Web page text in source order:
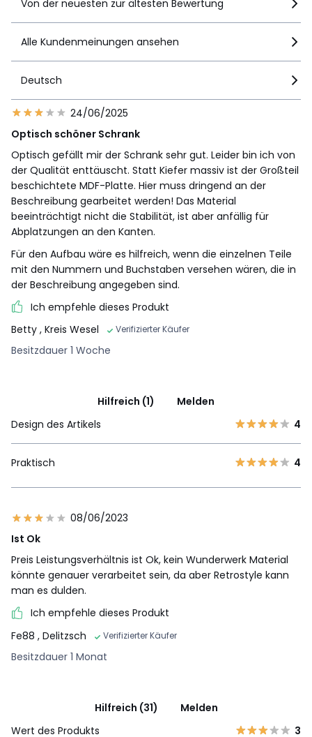
Von der neuesten zur ältesten Bewertung
Alle Kundenmeinungen ansehen
Deutsch
24/06/2025
Optisch schöner Schrank
Optisch gefällt mir der Schrank sehr gut. Leider bin ich von
der Qualität enttäuscht. Statt Kiefer massiv ist der Großteil
beschichtete MDF-Platte. Hier muss dringend an der
Beschreibung gearbeitet werden! Das Material
beeinträchtigt nicht die Stabilität, ist aber anfällig für
Abplatzungen an den Kanten.
Für den Aufbau wäre es hilfreich, wenn die einzelnen Teile
mit den Nummern und Buchstaben versehen wären, die in
der Beschreibung angegeben sind.
Ich empfehle dieses Produkt
Betty , Kreis Wesel Verifizierter Käufer
Besitzdauer 1 Woche
Hilfreich (1)
Melden
Design des Artikels
4
Praktisch 4
08/06/2023
Ist Ok
Preis Leistungsverhältnis ist Ok, kein Wunderwerk Material
könnte genauer verarbeitet sein, da aber Retrostyle kann
man es dulden.
Ich empfehle dieses Produkt
Fe88 , Delitzsch Verifizierter Käufer
Besitzdauer 1 Monat
Hilfreich (31)
Melden
Wert des Produkts
3